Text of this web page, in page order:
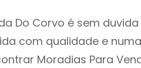
Do Corvo é sem
com qualidade e
Moradias Para